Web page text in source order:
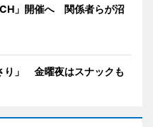
」開催へ 関係者らが沼
り」 金曜夜はスナックも